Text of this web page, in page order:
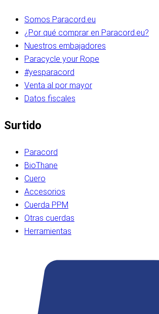
Somos Paracord.eu
¿Por qué comprar en Paracord.eu?
Nuestros embajadores
Paracycle your Rope
#yesparacord
Venta al por mayor
Datos fiscales
Surtido
Paracord
BioThane
Cuero
Accesorios
Cuerda PPM
Otras cuerdas
Herramientas